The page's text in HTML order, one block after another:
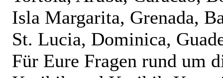
Isla Margarita, Grenada,
St. Lucia, Dominica,
Für Eure Fragen rund um